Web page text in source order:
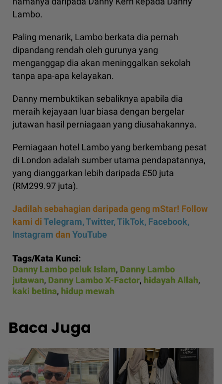
Lambo.
Paling menarik, Lambo berkata dia pernah
dipandang rendah oleh gurunya yang
menganggap dia akan meninggalkan sekolah
tanpa apa-apa kelayakan.
Danny membuktikan sebaliknya apabila dia
meraih kejayaan luar biasa dengan bergelar
jutawan hasil perniagaan yang diusahakannya.
Perniagaan hotel Lambo yang berkembang pesat
di London adalah sumber utama pendapatannya,
yang dianggarkan lebih daripada £50 juta
(RM299.97 juta).
Jadilah sebahagian daripada geng mStar! Follow
kami diTelegram,Twitter,TikTok, Facebook,
Instagram dan YouTube
Tags/Kata Kunci:
Danny Lambo peluk Islam, Danny Lambo
jutawan, Danny Lambo X-Factor, hidayah Allah,
kaki betina, hidup mewah
Baca Juga